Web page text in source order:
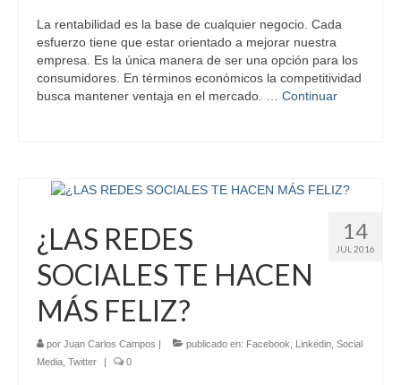
La rentabilidad es la base de cualquier negocio. Cada
esfuerzo tiene que estar orientado a mejorar nuestra
empresa. Es la única manera de ser una opción para los
consumidores. En términos económicos la competitividad
busca mantener ventaja en el mercado. … Continuar
14
JUL 2016
¿LAS REDES
SOCIALES TE HACEN
MÁS FELIZ?
por Juan Carlos Campos | publicado en: Facebook Linkedin Social
Media Twitter | 0